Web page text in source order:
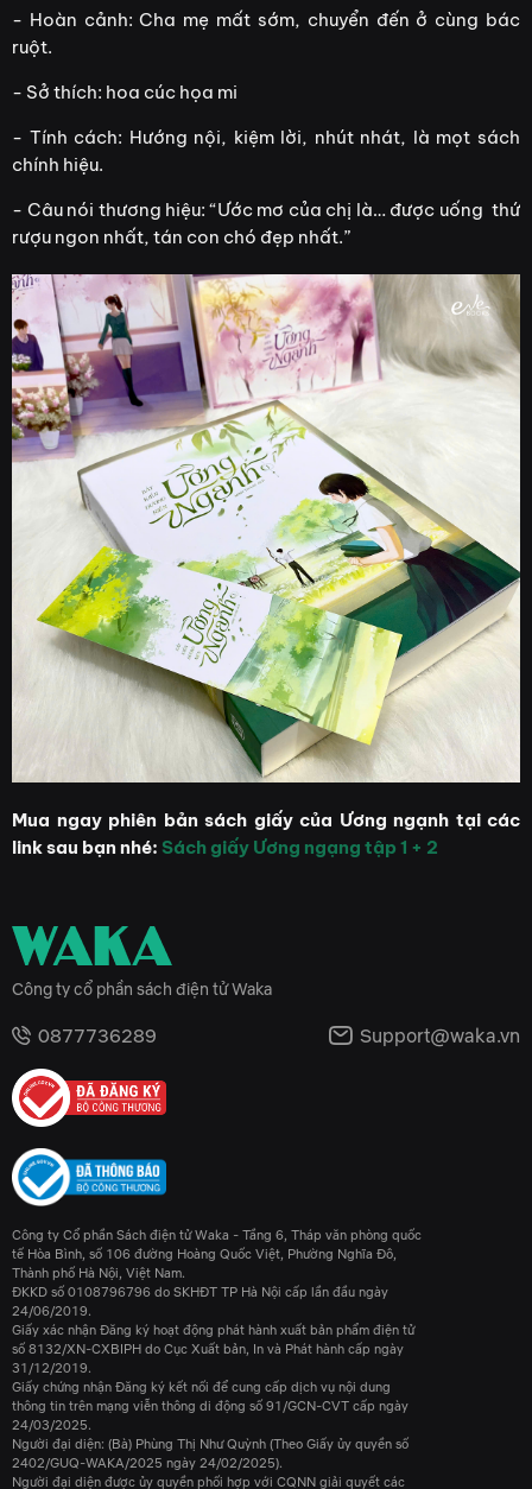
- Hoàn cảnh: Cha mẹ mất sớm, chuyển đến ở cùng bác
ruột.
- Sở thích: hoa cúc họa mi
- Tính cách: Hướng nội, kiệm lời, nhút nhát, là mọt sách
chính hiệu.
- Câu nói thương hiệu: “Ước mơ của chị là… được uống thứ
rượu ngon nhất, tán con chó đẹp nhất.”
Mua ngay phiên bản sách giấy của Ương ngạnh tại các
link sau bạn nhé: Sách giấy Ương ngạng tập 1 + 2
Công ty cổ phần sách điện tử Waka
0877736289 Support@waka.vn
Công ty Cổ phần Sách điện tử Waka - Tầng 6, Tháp văn phòng quốc
tế Hòa Bình, số 106 đường Hoàng Quốc Việt, Phường Nghĩa Đô,
Thành phố Hà Nội, Việt Nam.
ĐKKD số 0108796796 do SKHĐT TP Hà Nội cấp lần đầu ngày
24/06/2019.
Giấy xác nhận Đăng ký hoạt động phát hành xuất bản phẩm điện tử
số 8132/XN-CXBIPH do Cục Xuất bản, In và Phát hành cấp ngày
31/12/2019.
Giấy chứng nhận Đăng ký kết nối để cung cấp dịch vụ nội dung
thông tin trên mạng viễn thông di động số 91/GCN-CVT cấp ngày
24/03/2025.
Người đại diện: (Bà) Phùng Thị Như Quỳnh (Theo Giấy ủy quyền số
2402/GUQ-WAKA/2025 ngày 24/02/2025).
Người đại diện được ủy quyền phối hợp với CQNN giải quyết các